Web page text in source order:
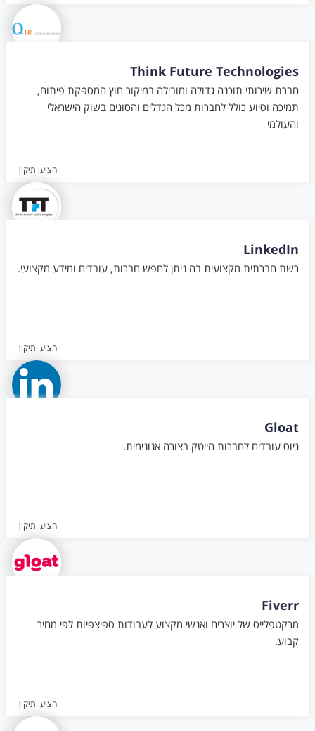
Think Future Technologies
חברת שירותי תוכנה גדולה ומובילה במיקור חוץ המספקת פיתוח,
תמיכה וסיוע כולל לחברות מכל הגדלים והסוגים בשוק הישראלי
והעולמי
הציעו תיקון
LinkedIn
רשת חברתית מקצועית בה ניתן לחפש חברות, עובדים ומידע מקצועי.
הציעו תיקון
Gloat
גיוס עובדים לחברות הייטק בצורה אנונימית.
הציעו תיקון
Fiverr
מרקטפלייס של יוצרים ואנשי מקצוע לעבודות ספיצפיות לפי מחיר
קבוע.
הציעו תיקון